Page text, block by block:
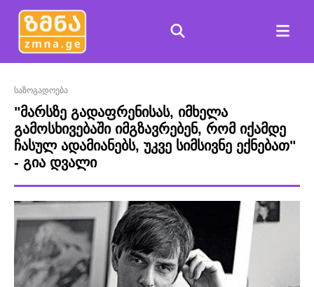
საზოგადოება
"მარსზე გადაფრენისას, იმხელა
გამოსხივებაში იმგზავრებენ, რომ იქამდე
ჩასულ ადამიანებს, უკვე სიმსივნე ექნებათ"
- გია დვალი